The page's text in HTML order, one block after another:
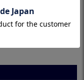
少異なる場合があり